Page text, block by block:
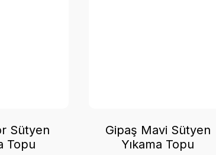
Sütyen
Topu
Gipaş Mavi Sütyen
Yıkama Topu